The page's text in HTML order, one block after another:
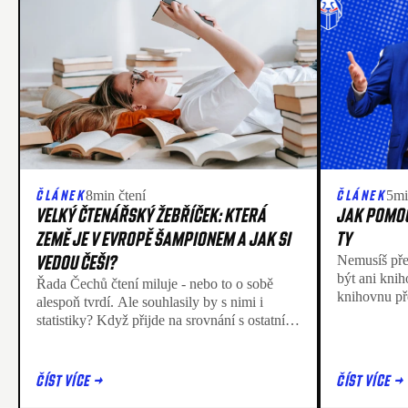
ČLÁNEK8min čtení
VELKÝ ČTENÁŘSKÝ ŽEBŘÍČEK: KTERÁ
ZEMĚ JE V EVROPĚ ŠAMPIONEM A JAK SI
VEDOU ČEŠI?
Řada Čechů čtení miluje - nebo to o sobě
alespoň tvrdí. Ale souhlasily by s nimi i
statistiky? Když přijde na srovnání s ostatními
posouvat. Kde přesně se nacházíme a jaké
ČÍST VÍCE →
ČLÁNEK5
JAK
TY
Nemusíš
být ani
knihovnu
zážitek se
ČÍST VÍCE →